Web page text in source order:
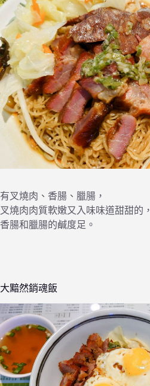
有叉燒肉、香腸、臘腸，
叉燒肉肉質軟嫩又入味味道甜甜的，
香腸和臘腸的鹹度足。
大黯然銷魂飯